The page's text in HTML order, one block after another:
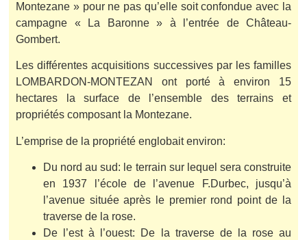
Montezane » pour ne pas qu’elle soit confondue avec la
campagne « La Baronne » à l’entrée de Château-
Gombert.
Les différentes acquisitions successives par les familles
LOMBARDON-MONTEZAN ont porté à environ 15
hectares la surface de l’ensemble des terrains et
propriétés composant la Montezane.
L’emprise de la propriété englobait environ:
Du nord au sud: le terrain sur lequel sera construite
en 1937 l’école de l’avenue F.Durbec, jusqu’à
l’avenue située après le premier rond point de la
traverse de la rose.
De l’est à l’ouest: De la traverse de la rose au